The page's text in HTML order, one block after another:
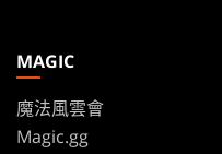
MAGIC
魔法風雲會
Magic.gg